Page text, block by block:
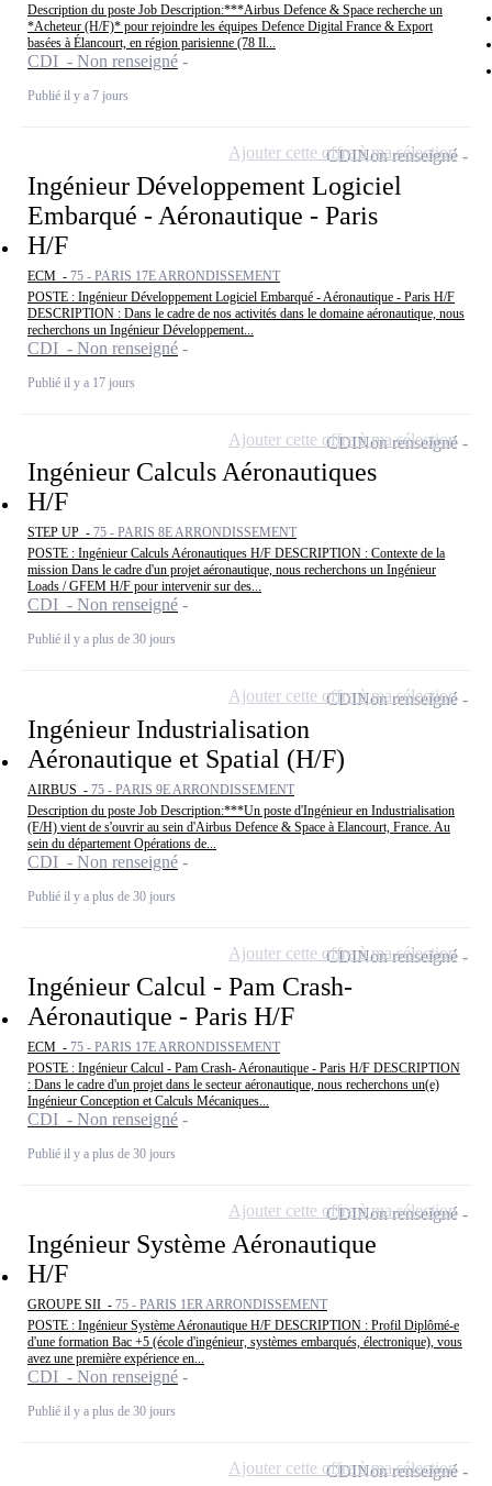
Description du poste Job Description:***Airbus Defence & Space recherche un
*Acheteur (H/F)* pour rejoindre les équipes Defence Digital France & Export
basées à Élancourt, en région parisienne (78 Il...
CDI - Non renseigné
Publié il y a 7 jours
Ingénieur Développement Logiciel
Embarqué - Aéronautique - Paris
H/F
ECM - 75 - PARIS 17E ARRONDISSEMENT
POSTE : Ingénieur Développement Logiciel Embarqué - Aéronautique - Paris H/F
DESCRIPTION : Dans le cadre de nos activités dans le domaine aéronautique, nous
recherchons un Ingénieur Développement...
CDI - Non renseigné
Publié il y a 17 jours
CDINon renseigné
Ajouter cette offre à ma sélection
Ingénieur Calculs Aéronautiques
H/F
STEP UP - 75 - PARIS 8E ARRONDISSEMENT
POSTE : Ingénieur Calculs Aéronautiques H/F DESCRIPTION : Contexte de la
mission Dans le cadre d'un projet aéronautique, nous recherchons un Ingénieur
Loads / GFEM H/F pour intervenir sur des...
CDI - Non renseigné
Publié il y a plus de 30 jours
CDINon renseigné
Ajouter cette offre à ma sélection
Ingénieur Industrialisation
Aéronautique et Spatial (H/F)
AIRBUS - 75 - PARIS 9E ARRONDISSEMENT
Description du poste Job Description:***Un poste d'Ingénieur en Industrialisation
(F/H) vient de s'ouvrir au sein d'Airbus Defence & Space à Elancourt, France. Au
sein du département Opérations de...
CDI - Non renseigné
Publié il y a plus de 30 jours
CDINon renseigné
Ajouter cette offre à ma sélection
Ingénieur Calcul - Pam Crash-
Aéronautique - Paris H/F
ECM - 75 - PARIS 17E ARRONDISSEMENT
POSTE : Ingénieur Calcul - Pam Crash- Aéronautique - Paris H/F DESCRIPTION
: Dans le cadre d'un projet dans le secteur aéronautique, nous recherchons un(e)
Ingénieur Conception et Calculs Mécaniques...
CDI - Non renseigné
Publié il y a plus de 30 jours
CDINon renseigné
Ajouter cette offre à ma sélection
Ingénieur Système Aéronautique
H/F
GROUPE SII - 75 - PARIS 1ER ARRONDISSEMENT
POSTE : Ingénieur Système Aéronautique H/F DESCRIPTION : Profil Diplômé-e
d'une formation Bac +5 (école d'ingénieur, systèmes embarqués, électronique), vous
avez une première expérience en...
CDI - Non renseigné
Publié il y a plus de 30 jours
CDINon renseigné
Ajouter cette offre à ma sélection
CDINon renseigné
Ajouter cette offre à ma sélection